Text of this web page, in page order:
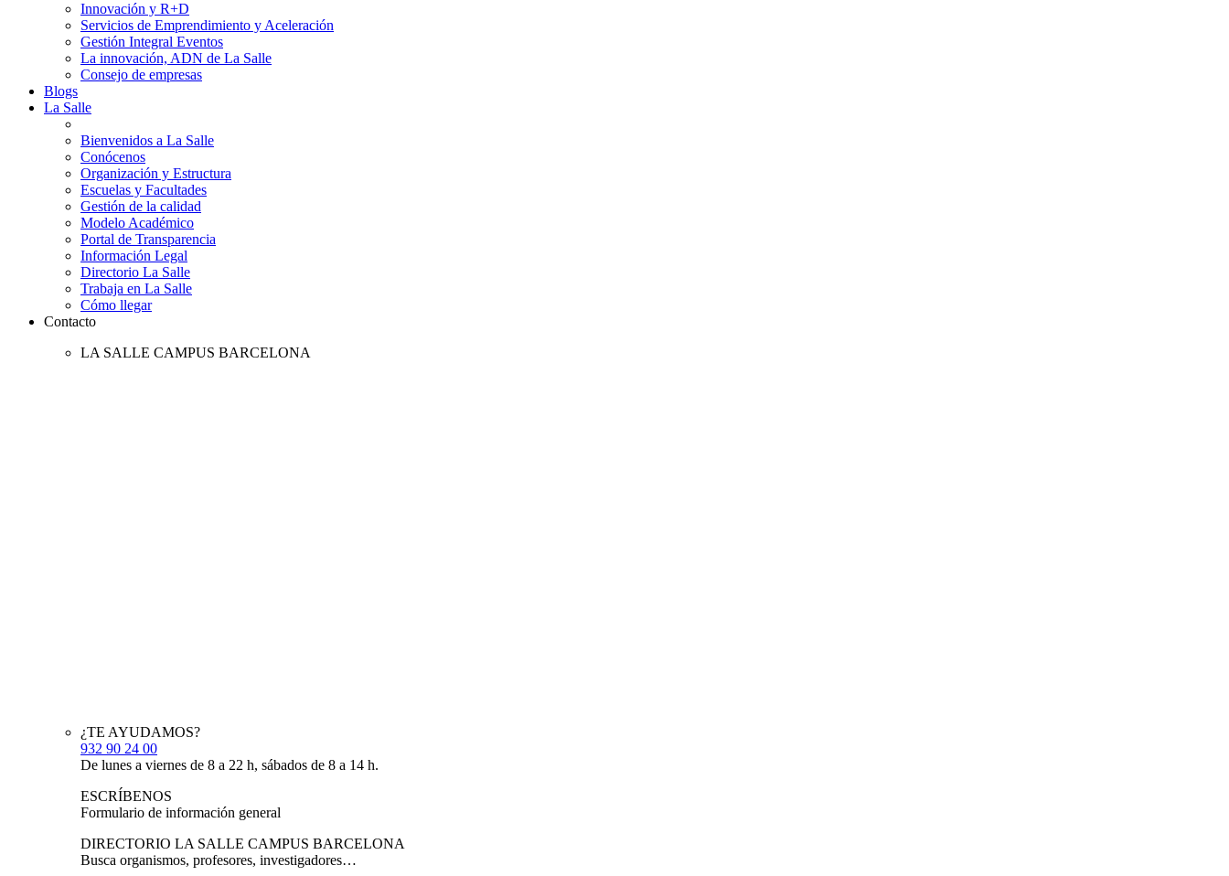
Innovación y R+D
Servicios de Emprendimiento y Aceleración
Gestión Integral Eventos
La innovación, ADN de La Salle
Consejo de empresas
Blogs
La Salle
Bienvenidos a La Salle
Conócenos
Organización y Estructura
Escuelas y Facultades
Gestión de la calidad
Modelo Académico
Portal de Transparencia
Información Legal
Directorio La Salle
Trabaja en La Salle
Cómo llegar
Contacto
LA SALLE CAMPUS BARCELONA
¿TE AYUDAMOS?
932 90 24 00
De lunes a viernes de 8 a 22 h, sábados de 8 a 14 h.
ESCRÍBENOS
Formulario de información general
DIRECTORIO LA SALLE CAMPUS BARCELONA
Busca organismos, profesores, investigadores…